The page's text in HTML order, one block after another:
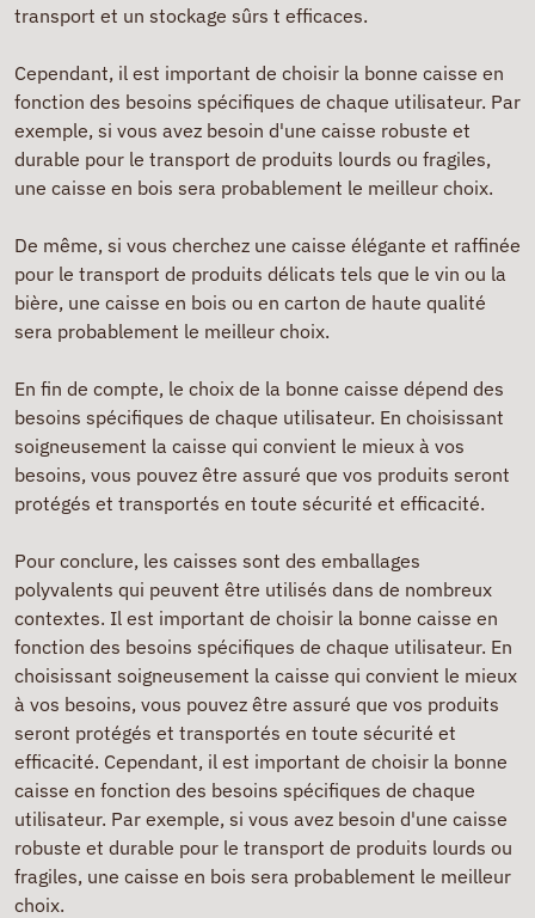
transport et un stockage sûrs t efficaces.
Cependant, il est important de choisir la bonne caisse en
fonction des besoins spécifiques de chaque utilisateur. Par
exemple, si vous avez besoin d'une caisse robuste et
durable pour le transport de produits lourds ou fragiles,
une caisse en bois sera probablement le meilleur choix.
De même, si vous cherchez une caisse élégante et raffinée
pour le transport de produits délicats tels que le vin ou la
bière, une caisse en bois ou en carton de haute qualité
sera probablement le meilleur choix.
En fin de compte, le choix de la bonne caisse dépend des
besoins spécifiques de chaque utilisateur. En choisissant
soigneusement la caisse qui convient le mieux à vos
besoins, vous pouvez être assuré que vos produits seront
protégés et transportés en toute sécurité et efficacité.
Pour conclure, les caisses sont des emballages
polyvalents qui peuvent être utilisés dans de nombreux
contextes. Il est important de choisir la bonne caisse en
fonction des besoins spécifiques de chaque utilisateur. En
choisissant soigneusement la caisse qui convient le mieux
à vos besoins, vous pouvez être assuré que vos produits
seront protégés et transportés en toute sécurité et
efficacité. Cependant, il est important de choisir la bonne
caisse en fonction des besoins spécifiques de chaque
utilisateur. Par exemple, si vous avez besoin d'une caisse
robuste et durable pour le transport de produits lourds ou
fragiles, une caisse en bois sera probablement le meilleur
choix.